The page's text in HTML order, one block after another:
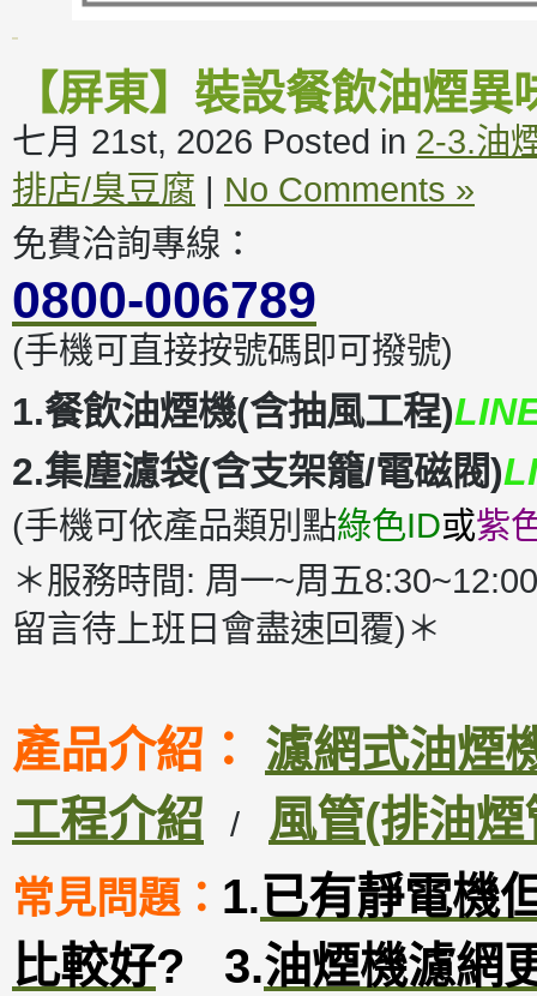
【屏東】裝設餐飲油煙
七月 21st, 2026 Posted in 2-3.油
排店/臭豆腐 | No Comments »
免費洽詢專線：
0800-006789
(手機可直接按號碼即可撥號)
1.餐飲油煙機(含抽風工程)
2.集塵濾袋(含支架籠/電磁閥)
(手機可依產品類別點綠色ID或紫
＊服務時間: 周一~周五
留言待上班日會盡速回覆)＊
產品介紹： 濾網式油煙
工程介紹
/ 風管(排油煙
常見問題： 1.已有靜電機
比較好? 3.油煙機濾網